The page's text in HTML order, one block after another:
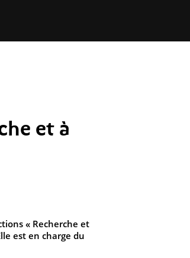
et à
« Recherche et
est en charge du